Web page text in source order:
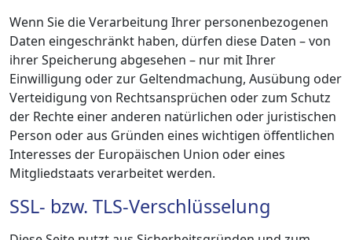
Wenn Sie die Verarbeitung Ihrer personenbezogenen
Daten eingeschränkt haben, dürfen diese Daten – von
ihrer Speicherung abgesehen – nur mit Ihrer
Einwilligung oder zur Geltendmachung, Ausübung oder
Verteidigung von Rechtsansprüchen oder zum Schutz
der Rechte einer anderen natürlichen oder juristischen
Person oder aus Gründen eines wichtigen öffentlichen
Interesses der Europäischen Union oder eines
Mitgliedstaats verarbeitet werden.
SSL- bzw. TLS-Verschlüsselung